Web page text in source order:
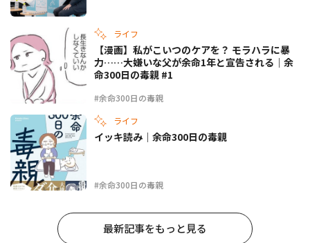
ライフ
#余命300日の毒親
【漫画】私がこいつのケアを？ モラハラに暴
力……大嫌いな父が余命1年と宣告される｜余
命300日の毒親 #1
ライフ
#余命300日の毒親
イッキ読み｜余命300日の毒親
最新記事をもっと見る